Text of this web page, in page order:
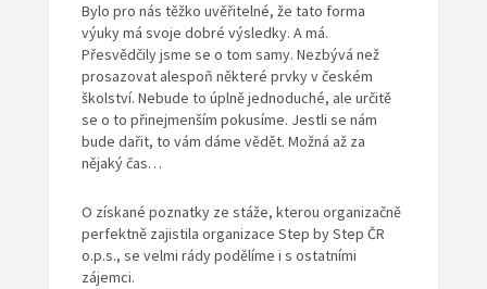
Bylo pro nás těžko uvěřitelné, že tato forma
výuky má svoje dobré výsledky. A má.
Přesvědčily jsme se o tom samy. Nezbývá než
prosazovat alespoň některé prvky v českém
školství. Nebude to úplně jednoduché, ale určitě
se o to přinejmenším pokusíme. Jestli se nám
bude dařit, to vám dáme vědět. Možná až za
nějaký čas…
O získané poznatky ze stáže, kterou organizačně
perfektně zajistila organizace Step by Step ČR
o.p.s., se velmi rády podělíme i s ostatními
zájemci.